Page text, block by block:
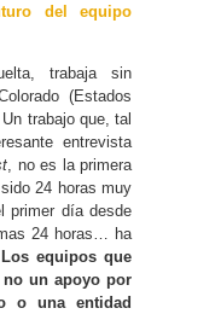
del equipo
trabaja sin
(Estados
trabajo que, tal
entrevista
, no es la primera
24 horas muy
primer día desde
24 horas… ha
Los equipos que
un apoyo por
o una entidad